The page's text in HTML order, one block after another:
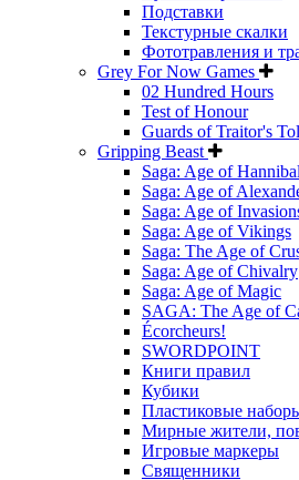
Подставки
Текстурные скалки
Фототравления и
Grey For Now Games
02 Hundred Hours
Test of Honour
Guards of Traitor's
Gripping Beast
Saga: Age of Hannibal
Saga: Age of
Saga: Age of
Saga: Age of Vikings
Saga: The Age of
Saga: Age of Chivalry
Saga: Age of Magic
SAGA: The Age of
Écorcheurs!
SWORDPOINT
Книги правил
Кубики
Пластиковые
Мирные жители,
Игровые маркеры
Священники